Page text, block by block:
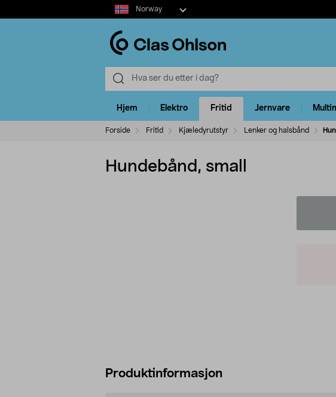
Select
market
Norway
Hjem Elektro Fritid Jernvare
Forside Fritid Kjæledyrutstyr Lenker og halsbånd
Hundebånd, small
Produktinformasjon